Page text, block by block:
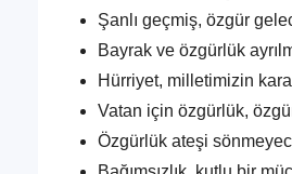
Şanlı geçmiş, özgür
Bayrak ve özgürlük
Hürriyet, milletimizin
Vatan için özgürlük,
Özgürlük ateşi